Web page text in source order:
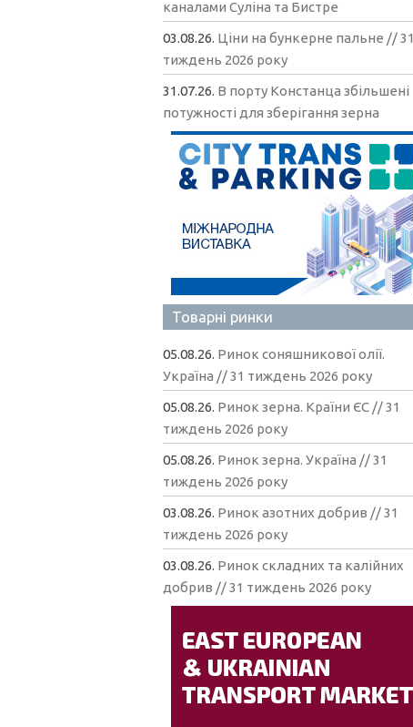
каналами Суліна та Бистре
03.08.26. Ціни на бункерне пальне // 31
тиждень 2026 року
31.07.26. В порту Констанца збільшені
потужності для зберігання зерна
Товарні ринки
05.08.26. Ринок соняшникової олії.
Україна // 31 тиждень 2026 року
05.08.26. Ринок зерна. Країни ЄС // 31
тиждень 2026 року
05.08.26. Ринок зерна. Україна // 31
тиждень 2026 року
03.08.26. Ринок азотних добрив // 31
тиждень 2026 року
03.08.26. Ринок складних та калійних
добрив // 31 тиждень 2026 року